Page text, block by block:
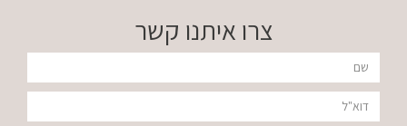
מ"ל
צרו איתנו קשר
שם
דוא"ל